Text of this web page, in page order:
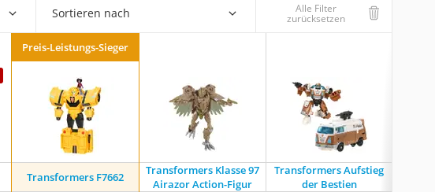
Sortieren nach Alle Filter
zurücksetzen
Preis-Leistungs-Sieger
Transformers F7662
Transformers Klasse 97
Airazor Action-Figur
Transformers Aufstieg
der Bestien